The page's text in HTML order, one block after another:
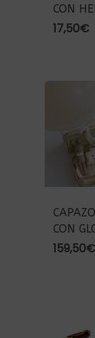
CON
17,50€
CON
159,50€